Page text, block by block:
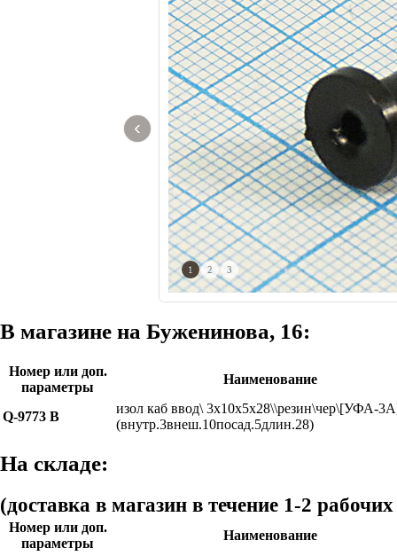
‹
1 2 3
В магазине на Буженинова, 16:
Номер или доп.
параметры
Наименование
Q-9773 B
изол каб ввод\ 3x10x5x28\\резин\чер\[УФА-
(внутр.3внеш.10посад.5длин.28)
На складе:
(доставка в магазин в течение 1-2
Номер или доп.
параметры
Наименование